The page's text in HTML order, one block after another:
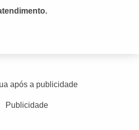
após a publicidade
Publicidade